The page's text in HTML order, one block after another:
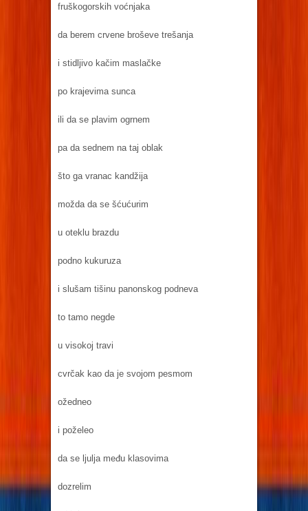
fruškogorskih voćnjaka
da berem crvene broševe trešanja
i stidljivo kačim maslačke
po krajevima sunca
ili da se plavim ogrnem
pa da sednem na taj oblak
što ga vranac kandžija
možda da se šćućurim
u oteklu brazdu
podno kukuruza
i slušam tišinu panonskog podneva
to tamo negde
u visokoj travi
cvrčak kao da je svojom pesmom
ožedneo
i poželeo
da se ljulja među klasovima
dozrelim